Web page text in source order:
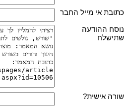
כתובת אי מייל החבר
נוסח ההודעה
שתישלח
שורה אישית?